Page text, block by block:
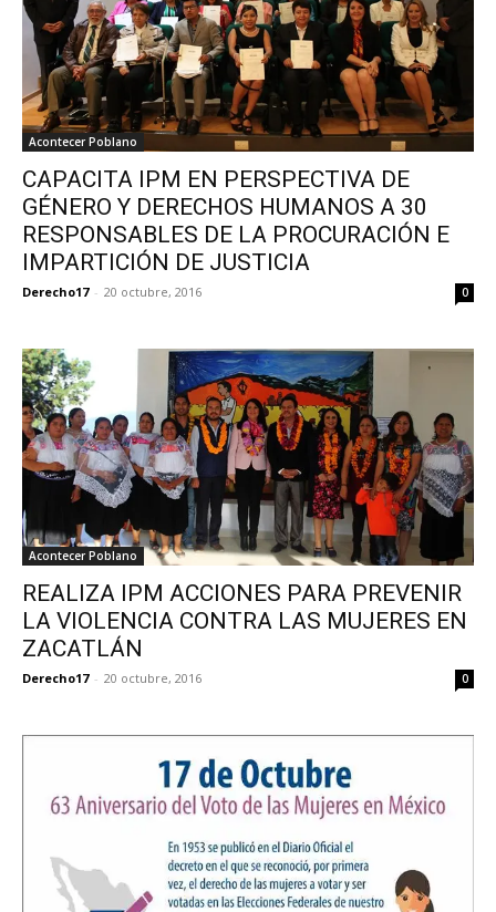
Acontecer Poblano
CAPACITA IPM EN PERSPECTIVA DE
GÉNERO Y DERECHOS HUMANOS A 30
RESPONSABLES DE LA PROCURACIÓN E
IMPARTICIÓN DE JUSTICIA
Derecho17 - 20 octubre, 2016 0
Acontecer Poblano
REALIZA IPM ACCIONES PARA PREVENIR
LA VIOLENCIA CONTRA LAS MUJERES EN
ZACATLÁN
Derecho17 - 20 octubre, 2016 0